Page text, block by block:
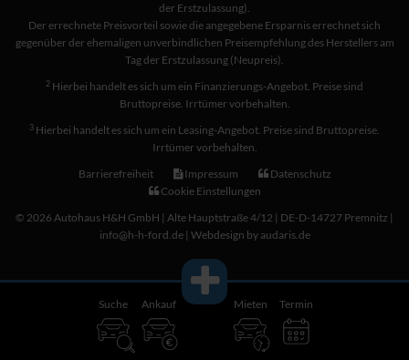
Suche Ankauf Mieten Termin
der Erstzulassung).
Der errechnete Preisvorteil sowie die angegebene Ersparnis errechnet sich
gegenüber der ehemaligen unverbindlichen Preisempfehlung des Herstellers am
Tag der Erstzulassung (Neupreis).
2 Hierbei handelt es sich um ein Finanzierungs-Angebot. Preise sind
Bruttopreise. Irrtümer vorbehalten.
3 Hierbei handelt es sich um ein Leasing-Angebot. Preise sind Bruttopreise.
Irrtümer vorbehalten.
Barrierefreiheit
Impressum
Datenschutz
Cookie Einstellungen
© 2026 Autohaus H&H GmbH | Alte Hauptstraße 4/12 | DE-D-14727 Premnitz |
info@h-h-ford.de | Webdesign by audaris.de